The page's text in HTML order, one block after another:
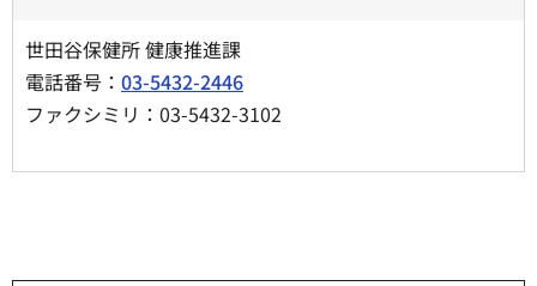
世田谷保健所 健康推進課
電話番号： 03-5432-2446
ファクシミリ：03-5432-3102